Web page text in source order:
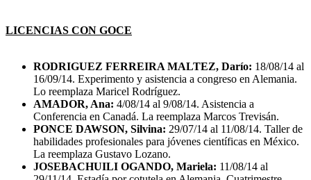
LICENCIAS CON GOCE
RODRIGUEZ FERREIRA MALTEZ, Darío: 18/08/14 al
16/09/14. Experimento y asistencia a congreso en Alemania.
Lo reemplaza Maricel Rodríguez.
AMADOR, Ana: 4/08/14 al 9/08/14. Asistencia a
Conferencia en Canadá. La reemplaza Marcos Trevisán.
PONCE DAWSON, Silvina: 29/07/14 al 11/08/14. Taller de
habilidades profesionales para jóvenes científicas en México.
La reemplaza Gustavo Lozano.
JOSEBACHUILI OGANDO, Mariela: 11/08/14 al